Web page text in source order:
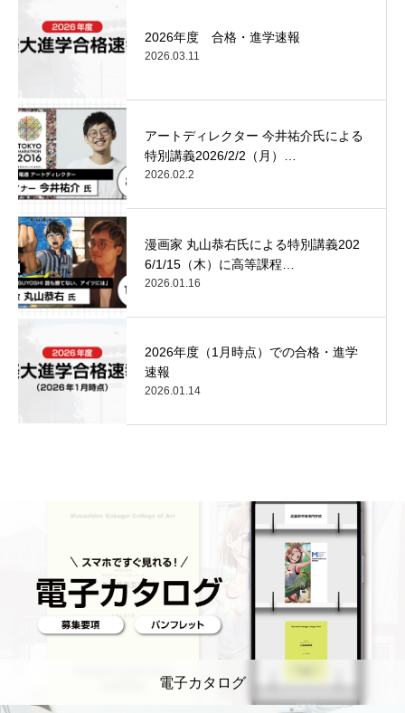
2026年度 合格・進学速報
2026.03.11
アートディレクター 今井祐介氏による
特別講義2026/2/2（月）…
2026.02.2
漫画家 丸山恭右氏による特別講義202
6/1/15（木）に高等課程…
2026.01.16
2026年度（1月時点）での合格・進学
速報
2026.01.14
電子カタログ